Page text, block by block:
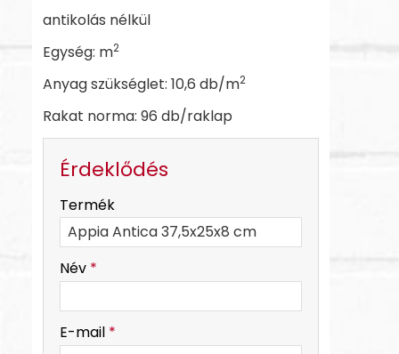
antikolás nélkül
Egység: m2
Anyag szükséglet: 10,6 db/m2
Rakat norma: 96 db/raklap
Érdeklődés
Termék
Név *
E-mail *